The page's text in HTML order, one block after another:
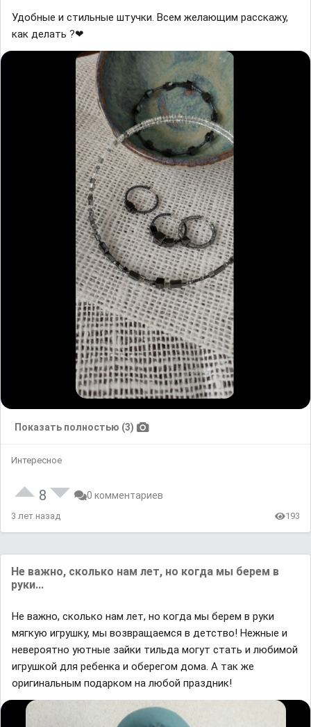
Удобные и стильные штучки. Всем желающим расскажу,
как делать ?❤
Показать полностью (3)
Интересное
8 0 комментариев
3 лет назад 193
Не важно, сколько нам лет, но когда мы берем в
руки...
Не важно, сколько нам лет, но когда мы берем в руки
мягкую игрушку, мы возвращаемся в детство! Нежные и
невероятно уютные зайки тильда могут стать и любимой
игрушкой для ребенка и оберегом дома. А так же
оригинальным подарком на любой праздник!